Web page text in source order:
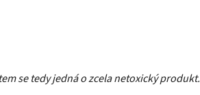
se tedy jedná o zcela netoxický produkt.